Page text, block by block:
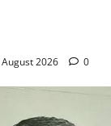
2026 0